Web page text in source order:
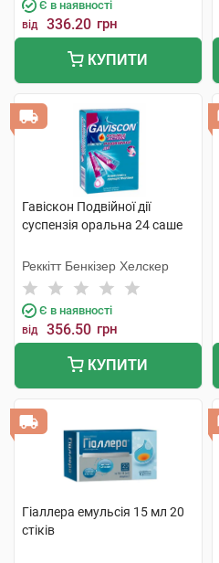
Є в наявності
від 336.20 грн
КУПИТИ
Гавіскон Подвійної дії
суспензія оральна 24 саше
Реккітт Бенкізер Хелскер
Є в наявності
від 356.50 грн
КУПИТИ
Гіаллера емульсія 15 мл 20
стіків